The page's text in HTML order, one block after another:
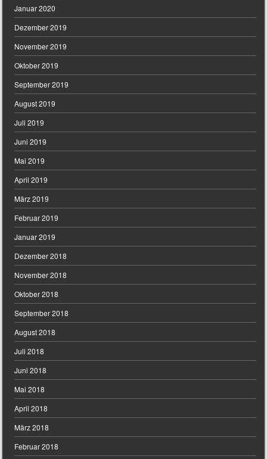
Januar 2020
Dezember 2019
November 2019
Oktober 2019
September 2019
August 2019
Juli 2019
Juni 2019
Mai 2019
April 2019
März 2019
Februar 2019
Januar 2019
Dezember 2018
November 2018
Oktober 2018
September 2018
August 2018
Juli 2018
Juni 2018
Mai 2018
April 2018
März 2018
Februar 2018